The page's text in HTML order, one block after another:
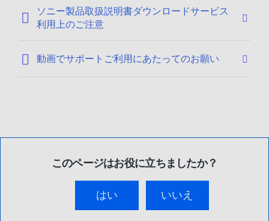
ソニー製品取扱説明書ダウンロードサービス
利用上のご注意
動画でサポートご利用にあたってのお願い
このページはお役に立ちましたか？
はい いいえ